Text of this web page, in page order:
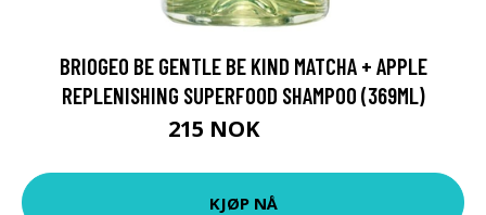
BRIOGEO BE GENTLE BE KIND MATCHA + APPLE
REPLENISHING SUPERFOOD SHAMPOO (369ML)
215 NOK
KJØP NÅ